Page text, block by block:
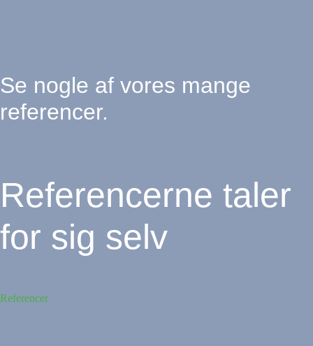
Se nogle af vores mange
referencer.
Referencerne taler
for sig selv
Referencer